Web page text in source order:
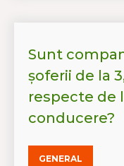
Sunt
șoferii de la
respecte de
conducere?
GENERAL